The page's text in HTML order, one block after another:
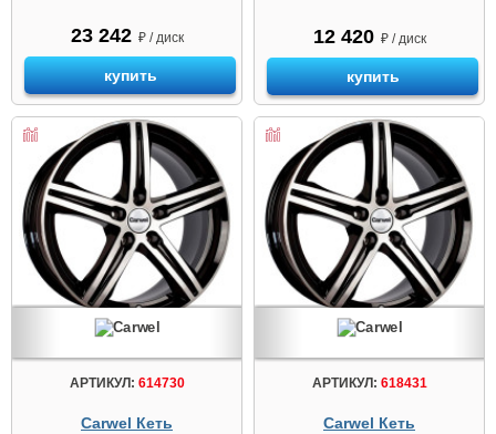
23 242 ₽ / диск
купить
12 420 ₽ / диск
купить
АРТИКУЛ: 614730
Carwel Кеть
АРТИКУЛ: 618431
Carwel Кеть